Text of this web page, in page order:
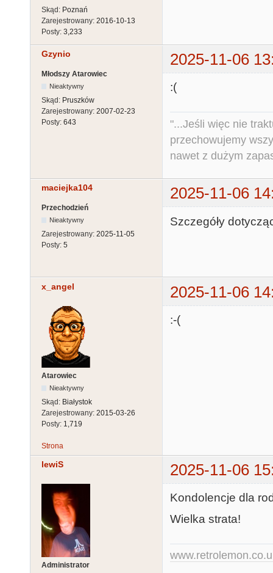
Skąd: Poznań
Zarejestrowany: 2016-10-13
Posty: 3,233
Gzynio 2025-11-06
Młodszy Atarowiec
Nieaktywny
Skąd: Pruszków
Zarejestrowany: 2007-02-23
Posty: 643
:(
"...Jeśli więc nie
przechowujemy
nawet z dużym
maciejka104 2025-11-06
Przechodzień
Nieaktywny
Zarejestrowany: 2025-11-05
Posty: 5
Szczegóły
x_angel 2025-11-06
Atarowiec
Nieaktywny
Skąd: Białystok
Zarejestrowany: 2015-03-26
Posty: 1,719
:-(
Strona
lewiS 2025-11-06
Administrator
Kondolencje dla
Wielka strata!